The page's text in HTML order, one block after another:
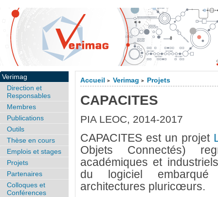
Accueil > Verimag > Projets
CAPACITES
PIA LEOC, 2014-2017
CAPACITES est un projet
Objets Connectés)
académiques et
du logiciel
architectures pluricœurs.
Verimag
Direction et
Responsables
Membres
Publications
Outils
Thèse en cours
Emplois et stages
Projets
Partenaires
Colloques et
Conférences